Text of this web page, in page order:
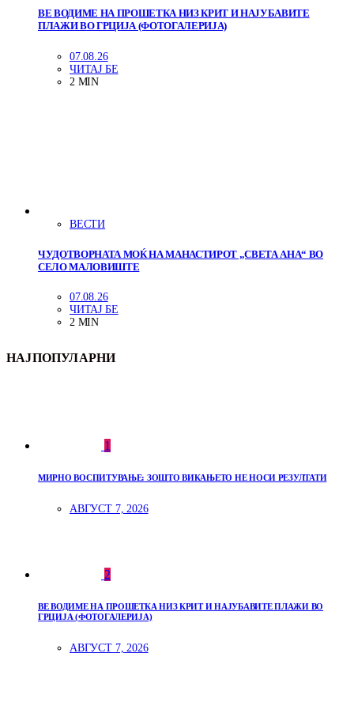
ВЕ ВОДИМЕ НА ПРОШЕТКА НИЗ КРИТ И НАЈУБАВИТЕ
ПЛАЖИ ВО ГРЦИЈА (ФОТОГАЛЕРИЈА)
07.08.26
ЧИТАЈ БЕ
2 MIN
ВЕСТИ
ЧУДОТВОРНАТА МОЌ НА МАНАСТИРОТ „СВЕТА АНА“ ВО
СЕЛО МАЛОВИШТЕ
07.08.26
ЧИТАЈ БЕ
2 MIN
НАЈПОПУЛАРНИ
1
МИРНО ВОСПИТУВАЊЕ: ЗОШТО ВИКАЊЕТО НЕ НОСИ РЕЗУЛТАТИ
АВГУСТ 7, 2026
2
ВЕ ВОДИМЕ НА ПРОШЕТКА НИЗ КРИТ И НАЈУБАВИТЕ ПЛАЖИ ВО
ГРЦИЈА (ФОТОГАЛЕРИЈА)
АВГУСТ 7, 2026